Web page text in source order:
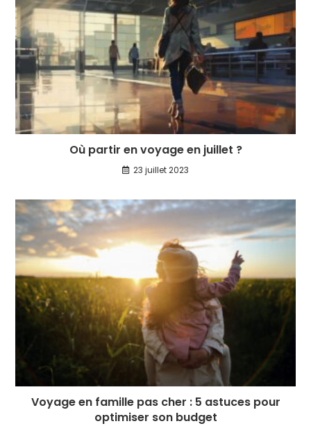
Où partir en voyage en juillet ?
23 juillet 2023
Voyage en famille pas cher : 5 astuces pour
optimiser son budget